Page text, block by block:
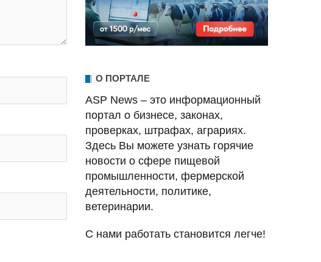
О ПОРТАЛЕ
ASP News – это информационный
портал о бизнесе, законах,
проверках, штрафах, аграриях.
Здесь Вы можете узнать горячие
новости о сфере пищевой
промышленности, фермерской
деятельности, политике,
ветеринарии.
С нами работать становится легче!